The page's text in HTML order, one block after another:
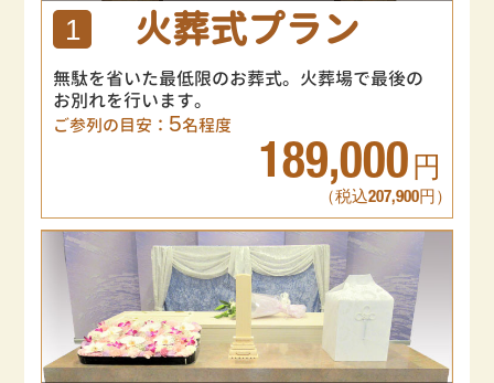
1 火葬式プラン
無駄を省いた最低限のお葬式。火葬場で最後の
お別れを行います。
ご参列の目安： 5名程度
189,000 円
（税込207,900円）